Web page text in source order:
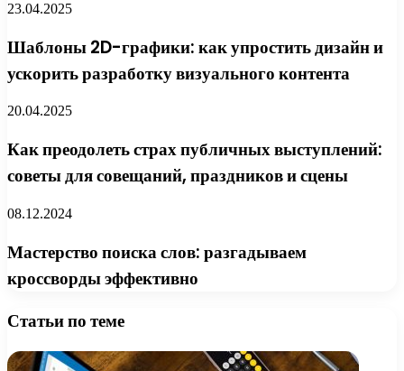
23.04.2025
Шаблоны 2D-графики: как упростить дизайн и
ускорить разработку визуального контента
20.04.2025
Как преодолеть страх публичных выступлений:
советы для совещаний, праздников и сцены
08.12.2024
Мастерство поиска слов: разгадываем
кроссворды эффективно
Статьи по теме